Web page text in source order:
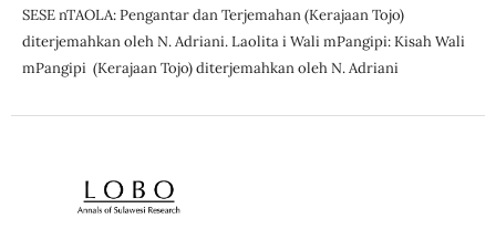
SESE nTAOLA: Pengantar dan Terjemahan (Kerajaan Tojo)
diterjemahkan oleh N. Adriani. Laolita i Wali mPangipi: Kisah Wali
mPangipi (Kerajaan Tojo) diterjemahkan oleh N. Adriani